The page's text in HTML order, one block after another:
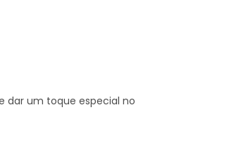
dar um toque especial no